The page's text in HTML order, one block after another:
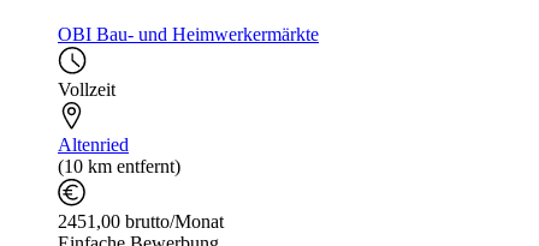
OBI Bau- und Heimwerkermärkte
Vollzeit
Altenried
(10 km entfernt)
2451,00 brutto/Monat